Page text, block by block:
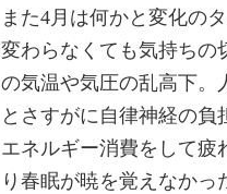
また4月は何かと変化の
変わらなくても気持ちの
の気温や気圧の乱高下。
とさすがに自律神経の
エネルギー消費をして疲
り春眠が暁を覚えなかっ